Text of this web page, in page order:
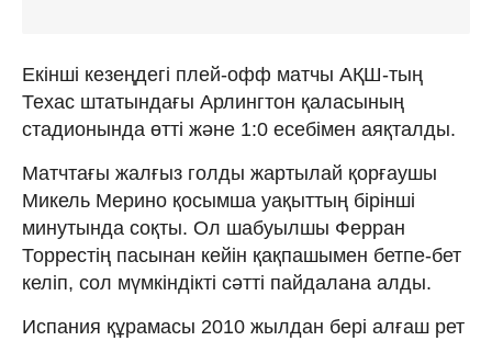
Екінші кезеңдегі плей-офф матчы АҚШ-тың
Техас штатындағы Арлингтон қаласының
стадионында өтті және 1:0 есебімен аяқталды.
Матчтағы жалғыз голды жартылай қорғаушы
Микель Мерино қосымша уақыттың бірінші
минутында соқты. Ол шабуылшы Ферран
Торрестің пасынан кейін қақпашымен бетпе-бет
келіп, сол мүмкіндікті сәтті пайдалана алды.
Испания құрамасы 2010 жылдан бері алғаш рет